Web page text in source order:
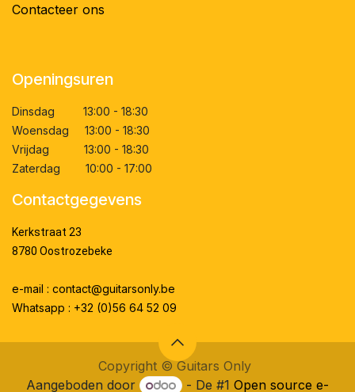
Contacteer ons
Openingsuren
Dinsdag 13:00 - 18:30
Woensdag 13:00 - 18:30
Vrijdag 13:00 - 18:30
Zaterdag 10:00 - 17:00
Contactgegevens
Kerkstraat 23
8780 Oostrozebeke
e-mail : contact@guitarsonly.be
Whatsapp : +32 (0)56 64 52 09
Copyright ©Guitars Only
Aangeboden door
- De #1Open source e-